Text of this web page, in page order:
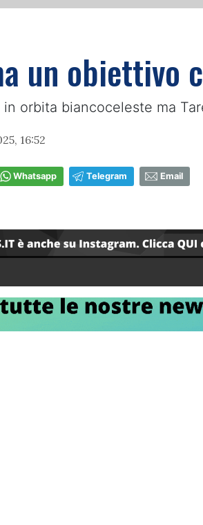
un obiettivo
orbita biancoceleste ma
16:52
Whatsapp Telegram Email